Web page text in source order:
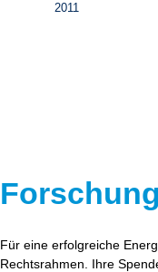
2011
Für eine erfolgreiche
Rechtsrahmen. Ihre